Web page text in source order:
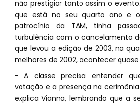
não prestigiar tanto assim o
que está no seu quarto ano e
patrocínio da TAM, tinha
turbulência com o cancelamento
que levou a edição de 2003, na
melhores de 2002, acontecer
- A classe precisa entender
votação e a presença na
explica Vianna, lembrando que a